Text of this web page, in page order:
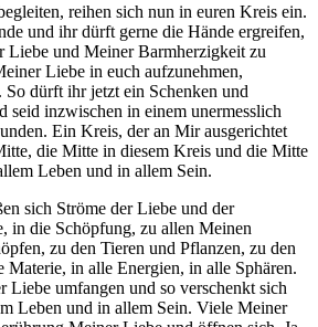
reihen sich nun in euren Kreis ein.
und ihr dürft gerne die Hände ergreifen,
Liebe und Meiner Barmherzigkeit zu
Liebe in euch aufzunehmen,
So dürft ihr jetzt ein Schenken und
seid inzwischen in einem unermesslich
Ein Kreis, der an Mir ausgerichtet
die Mitte in diesem Kreis und die Mitte
Leben und in allem Sein.
sich Ströme der Liebe und der
in die Schöpfung, zu allen Meinen
zu den Tieren und Pflanzen, zu den
Materie, in alle Energien, in alle Sphären.
Liebe umfangen und so verschenkt sich
Leben und in allem Sein. Viele Meiner